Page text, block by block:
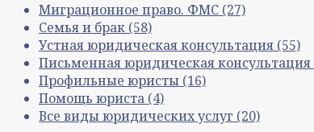
Миграционное право. ФМС (27)
Семья и брак (58)
Устная юридическая консультация (55)
Письменная юридическая консультация
Профильные юристы (16)
Помощь юриста (4)
Все виды юридических услуг (20)